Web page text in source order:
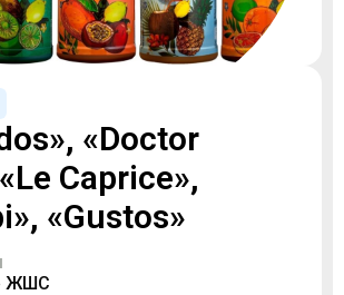
«Doctor
Caprice»,
«Gustos»
ЖШС